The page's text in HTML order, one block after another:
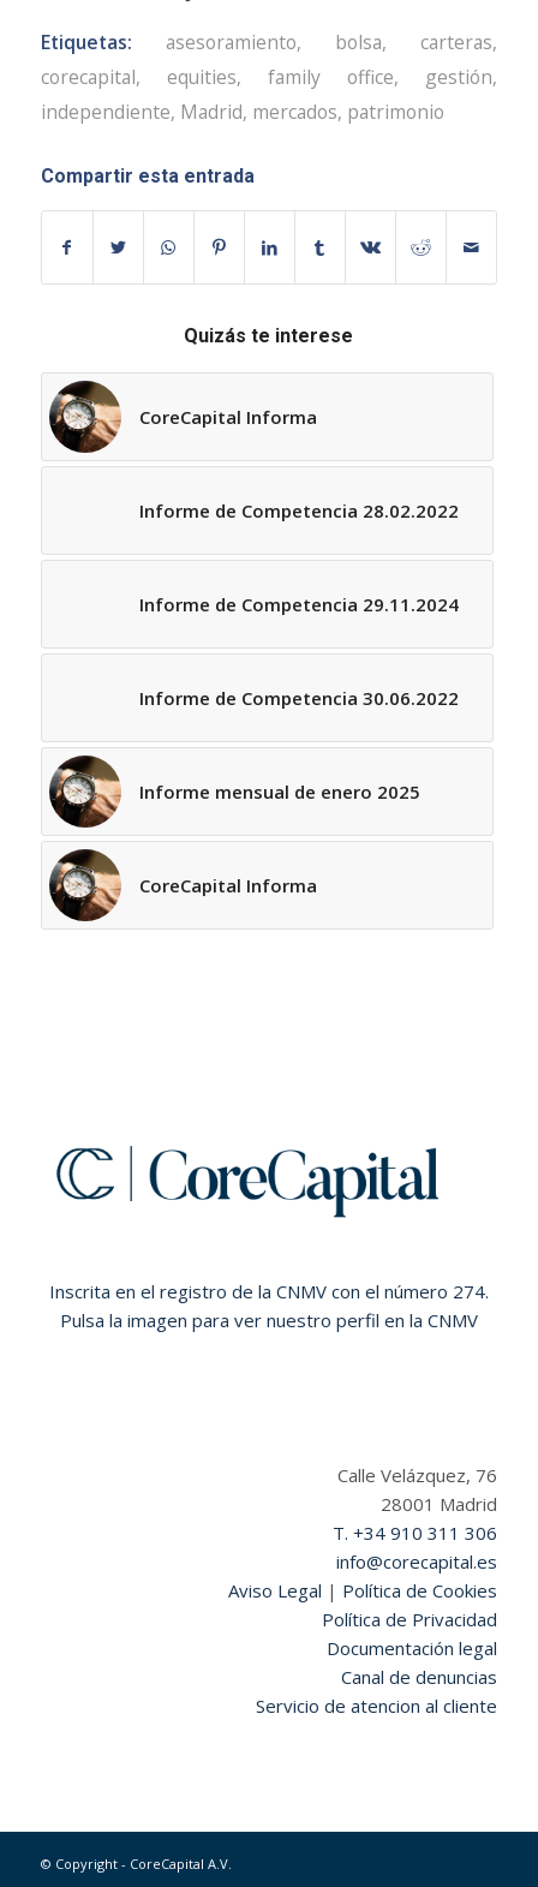
Etiquetas: asesoramiento, bolsa, carteras,
corecapital, equities, family office, gestión,
independiente, Madrid, mercados, patrimonio
Compartir esta entrada
Quizás te interese
CoreCapital Informa
Informe de Competencia 28.02.2022
Informe de Competencia 29.11.2024
Informe de Competencia 30.06.2022
Informe mensual de enero 2025
CoreCapital Informa
Inscrita en el registro de la CNMV con el número 274.
Pulsa la imagen para ver nuestro perfil en la CNMV
Calle Velázquez, 76
28001 Madrid
T. +34 910 311 306
info@corecapital.es
Aviso Legal | Política de Cookies
Política de Privacidad
Documentación legal
Canal de denuncias
Servicio de atencion al cliente
© Copyright - CoreCapital A.V.